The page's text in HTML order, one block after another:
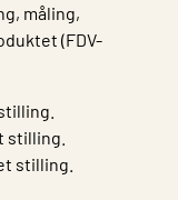
måling,
(FDV-
stilling.
stilling.